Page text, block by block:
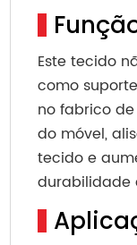
Este tecido
como
no fabrico
do móvel,
tecido e
durabilidade